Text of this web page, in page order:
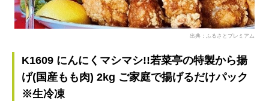
出典：ふるさとプレミアム
K1609 にんにくマシマシ!!若菜亭の特製から揚
げ(国産もも肉) 2kg ご家庭で揚げるだけパック
※生冷凍